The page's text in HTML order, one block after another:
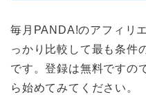
毎月PANDA!のアフィリ
っかり比較して最も条件
です。登録は無料ですの
ら始めてみてください。